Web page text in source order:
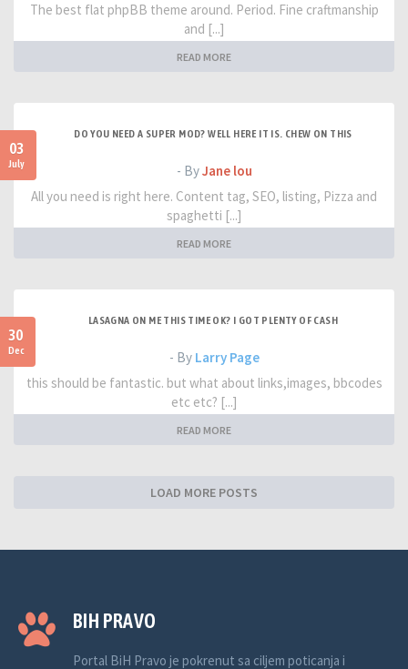
The best flat phpBB theme around. Period. Fine craftmanship
and [...]
READ MORE
03
July
DO YOU NEED A SUPER MOD? WELL HERE IT IS. CHEW ON THIS
- ByJane lou
All you need is right here. Content tag, SEO, listing, Pizza and
spaghetti [...]
READ MORE
30
Dec
LASAGNA ON ME THIS TIME OK? I GOT PLENTY OF CASH
- By Larry Page
this should be fantastic. but what about links,images, bbcodes
etc etc? [...]
READ MORE
LOAD MORE POSTS
BIH PRAVO
Portal BiH Pravo je pokrenut sa ciljem poticanja i